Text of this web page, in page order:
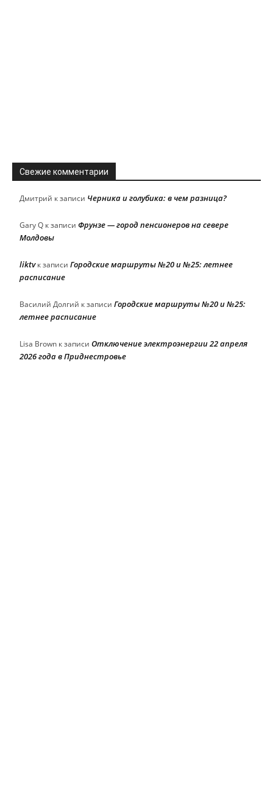
Свежие комментарии
Дмитрий к записи Черника и голубика: в чем разница?
Gary Q к записи Фрунзе — город пенсионеров на севере
Молдовы
liktvк записи Городские маршруты №20 и №25: летнее
расписание
Василий Долгий к записи Городские маршруты №20 и №25:
летнее расписание
Lisa Brown к записи Отключение электроэнергии 22 апреля
2026 года в Приднестровье